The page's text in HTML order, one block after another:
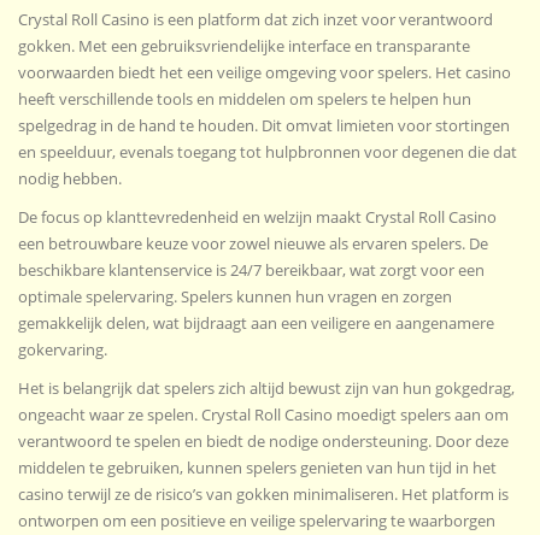
Crystal Roll Casino is een platform dat zich inzet voor verantwoord
gokken. Met een gebruiksvriendelijke interface en transparante
voorwaarden biedt het een veilige omgeving voor spelers. Het casino
heeft verschillende tools en middelen om spelers te helpen hun
spelgedrag in de hand te houden. Dit omvat limieten voor stortingen
en speelduur, evenals toegang tot hulpbronnen voor degenen die dat
nodig hebben.
De focus op klanttevredenheid en welzijn maakt Crystal Roll Casino
een betrouwbare keuze voor zowel nieuwe als ervaren spelers. De
beschikbare klantenservice is 24/7 bereikbaar, wat zorgt voor een
optimale spelervaring. Spelers kunnen hun vragen en zorgen
gemakkelijk delen, wat bijdraagt aan een veiligere en aangenamere
gokervaring.
Het is belangrijk dat spelers zich altijd bewust zijn van hun gokgedrag,
ongeacht waar ze spelen. Crystal Roll Casino moedigt spelers aan om
verantwoord te spelen en biedt de nodige ondersteuning. Door deze
middelen te gebruiken, kunnen spelers genieten van hun tijd in het
casino terwijl ze de risico’s van gokken minimaliseren. Het platform is
ontworpen om een positieve en veilige spelervaring te waarborgen